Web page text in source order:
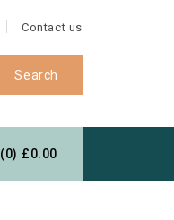
Contact us
Search
(0) £0.00